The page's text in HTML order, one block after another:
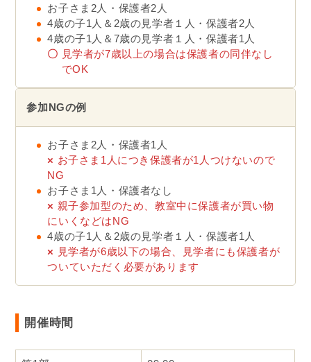
注意事項
親子参加型のコンテンツになります。付き添い
の保護者の方にサポートいただくシーンが多数
ございます。親子共に動きやすい恰好かつ保護
者もたくさん動くことをご理解の上ご参加くだ
さい。
つき必ず保護者1名以上の付き添いをお願いいた
します
※抱っこ紐等でのお子さまの抱えながらの参加